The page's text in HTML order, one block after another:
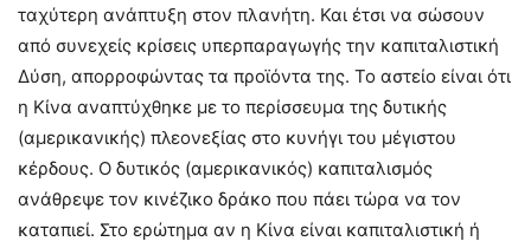
ταχύτερη ανάπτυξη στον πλανήτη. Και έτσι να σώσουν
από συνεχείς κρίσεις υπερπαραγωγής την καπιταλιστική
Δύση, απορροφώντας τα προϊόντα της. Το αστείο είναι ότι
η Κίνα αναπτύχθηκε με το περίσσευμα της δυτικής
(αμερικανικής) πλεονεξίας στο κυνήγι του μέγιστου
κέρδους. Ο δυτικός (αμερικανικός) καπιταλισμός
ανάθρεψε τον κινέζικο δράκο που πάει τώρα να τον
καταπιεί. Στο ερώτημα αν η Κίνα είναι καπιταλιστική ή